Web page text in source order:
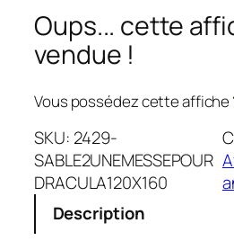
Oups... cette
vendue !
Vous possédez cette affiche
SKU: 2429-
SABLE2UNEMESSEPOUR
DRACULA120X160
Description